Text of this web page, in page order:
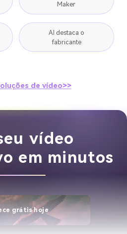
Maker
AI destaca o
fabricante
de vídeo>>
vídeo
em minutos
grátis hoje